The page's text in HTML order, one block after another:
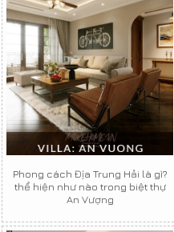
Phong cách Địa Trung Hải là gì?
thể hiện như nào trong biệt thự
An Vượng